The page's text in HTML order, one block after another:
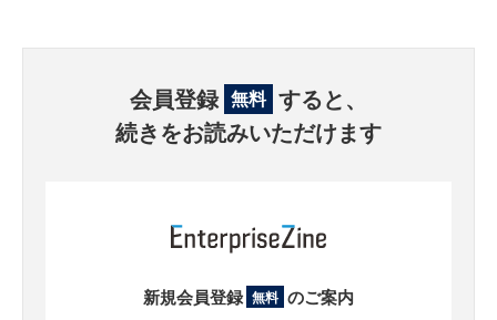
会員登録 無料 すると、
続きをお読みいただけます
新規会員登録 無料 のご案内